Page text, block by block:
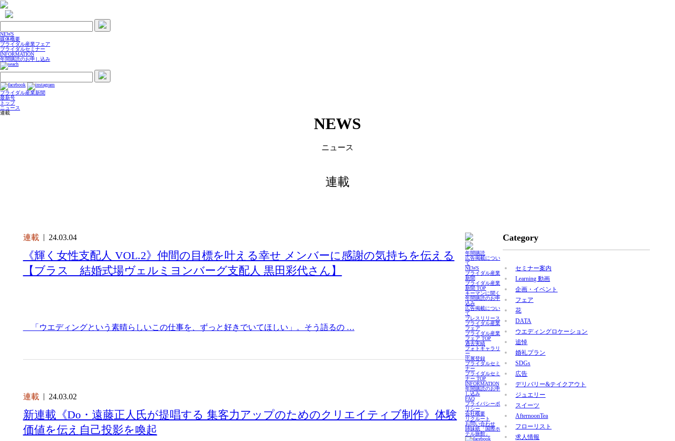
NEWS
媒体概要
ブライダル産業フェア
ブライダルセミナー
INFORMATION
年間購読のお申し込み
ブライダル産業新聞
最新号
トップ
ニュース
連載
NEWS
ニュース
連載
連載 24.03.04
《輝く女性支配人 VOL.2》仲間の目標を叶える幸せ メンバーに感謝の気持ちを伝える
【ブラス 結婚式場ヴェルミヨンバーグ支配人 黒田彩代さん】
「ウエディングという素晴らしいこの仕事を、ずっと好きでいてほしい」。そう語るの …
連載 24.03.02
新連載《Do・遠藤正人氏が提唱する 集客力アップのためのクリエイティブ制作》体験
価値を伝え自己投影を喚起
Category
セミナー案内
Learning 動画
企画・イベント
フェア
花
DATA
ウエディングロケーション
追悼
婚礼プラン
SDGs
広告
デリバリー&テイクアウト
ジュエリー
スイーツ
AfternoonTea
フローリスト
求人情報
年間購読
広告掲載につい
て
NEWS
ブライダル産業
新聞
ブライダル産業
新聞 TOP
キーマンに聞く
年間購読のお申
込み
広告掲載につい
て
プレスリリース
ブライダル産業
フェア
ブライダル産業
フェア TOP
過去実績
フォトギャラリ
ー
出展登録
ブライダルセミ
ナー
ブライダルセミ
ナー TOP
INFORMATION
年間購読のお申
し込み
FAQ
プライバシーポ
リシー
会社概要
リクルート
お問い合わせ
姉妹紙「国際ホ
テル旅館」